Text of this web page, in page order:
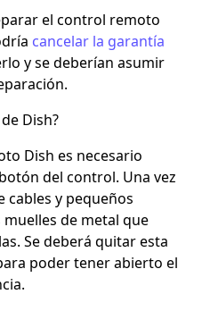
el control remoto
cancelar la garantía
y se deberían asumir
Dish?
Dish es necesario
del control. Una vez
cables y pequeños
de metal que
Se deberá quitar esta
poder tener abierto el